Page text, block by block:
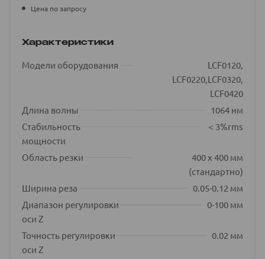
Цена по запросу
Характеристики
Модели оборудования
LCF0120,
LCF0220,LCF0320,
LCF0420
Длина волны
1064 нм
Стабильность
мощности
＜3%rms
Область резки
400 х 400 мм
(стандартно)
Ширина реза
0.05-0.12 мм
Диапазон регулировки
оси Z
0-100 мм
Точность регулировки
оси Z
0.02 мм